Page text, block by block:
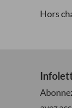
Hors